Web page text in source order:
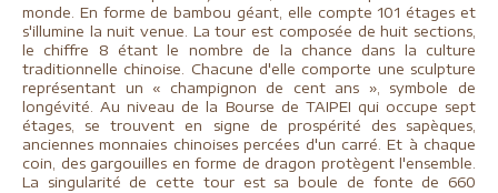
monde. En forme de bambou géant, elle compte 101 étages et
s'illumine la nuit venue. La tour est composée de huit sections,
le chiffre 8 étant le nombre de la chance dans la culture
traditionnelle chinoise. Chacune d'elle comporte une sculpture
représentant un « champignon de cent ans », symbole de
longévité. Au niveau de la Bourse de TAIPEI qui occupe sept
étages, se trouvent en signe de prospérité des sapèques,
anciennes monnaies chinoises percées d'un carré. Et à chaque
coin, des gargouilles en forme de dragon protègent l'ensemble.
La singularité de cette tour est sa boule de fonte de 660